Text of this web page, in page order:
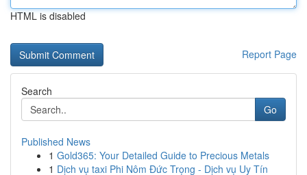
HTML is disabled
Report Page
Search
Go
Published News
1 Gold365: Your Detailed Guide to Precious Metals
1 Dịch vụ taxi Phi Nôm Đức Trọng - Dịch vụ Uy Tín